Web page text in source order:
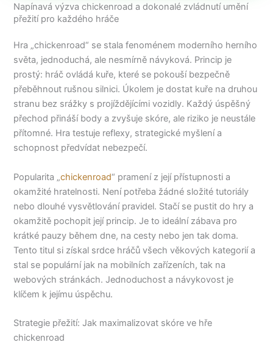
Napínavá výzva chickenroad a dokonalé zvládnutí umění
přežití pro každého hráče
Hra „chickenroad“ se stala fenoménem moderního herního
světa, jednoduchá, ale nesmírně návyková. Princip je
prostý: hráč ovládá kuře, které se pokouší bezpečně
přeběhnout rušnou silnici. Úkolem je dostat kuře na druhou
stranu bez srážky s projíždějícími vozidly. Každý úspěšný
přechod přináší body a zvyšuje skóre, ale riziko je neustále
přítomné. Hra testuje reflexy, strategické myšlení a
schopnost předvídat nebezpečí.
Popularita „chickenroad“ pramení z její přístupnosti a
okamžité hratelnosti. Není potřeba žádné složité tutoriály
nebo dlouhé vysvětlování pravidel. Stačí se pustit do hry a
okamžitě pochopit její princip. Je to ideální zábava pro
krátké pauzy během dne, na cesty nebo jen tak doma.
Tento titul si získal srdce hráčů všech věkových kategorií a
stal se populární jak na mobilních zařízeních, tak na
webových stránkách. Jednoduchost a návykovost je
klíčem k jejímu úspěchu.
Strategie přežití: Jak maximalizovat skóre ve hře
chickenroad